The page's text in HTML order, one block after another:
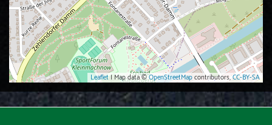
Leaflet| Map data ©OpenStreetMapcontributors,CC-BY-SA